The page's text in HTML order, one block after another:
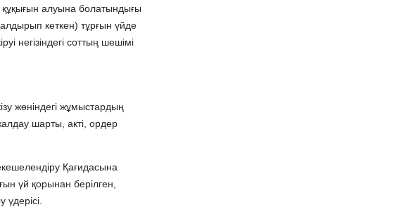
алуына болатындығы
кеткен) тұрғын үйде
негізіндегі соттың шешімі
жөніндегі жұмыстардың
шарты, акті, ордер
Қағидасына
үй қорынан берілген,